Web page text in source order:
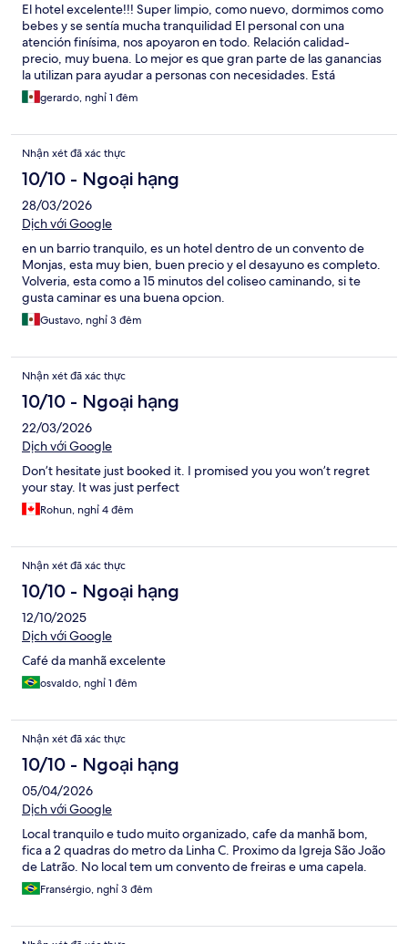
El hotel excelente!!! Super limpio, como nuevo, dormimos como
bebes y se sentía mucha tranquilidad El personal con una
atención finísima, nos apoyaron en todo. Relación calidad-
precio, muy buena. Lo mejor es que gran parte de las ganancias
la utilizan para ayudar a personas con necesidades. Está
relativamente cerca del coliseo. Es un hotel al cual sí regreso.
gerardo, nghỉ 1 đêm
Nhận xét đã xác thực
10/10 - Ngoại hạng
28/03/2026
Dịch với Google
en un barrio tranquilo, es un hotel dentro de un convento de
Monjas, esta muy bien, buen precio y el desayuno es completo.
Volveria, esta como a 15 minutos del coliseo caminando, si te
gusta caminar es una buena opcion.
Gustavo, nghỉ 3 đêm
Nhận xét đã xác thực
10/10 - Ngoại hạng
22/03/2026
Dịch với Google
Don’t hesitate just booked it. I promised you you won’t regret
your stay. It was just perfect
Rohun, nghỉ 4 đêm
Nhận xét đã xác thực
10/10 - Ngoại hạng
12/10/2025
Dịch với Google
Café da manhã excelente
osvaldo, nghỉ 1 đêm
Nhận xét đã xác thực
10/10 - Ngoại hạng
05/04/2026
Dịch với Google
Local tranquilo e tudo muito organizado, cafe da manhã bom,
fica a 2 quadras do metro da Linha C. Proximo da Igreja São João
de Latrão. No local tem um convento de freiras e uma capela.
Fransérgio, nghỉ 3 đêm